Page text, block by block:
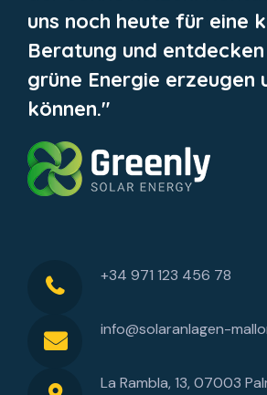
uns noch heute für eine
Beratung und entdecken
grüne Energie erzeugen
können."
+34 971 123 456 78
info@solaranlagen-
La Rambla, 13, 07003